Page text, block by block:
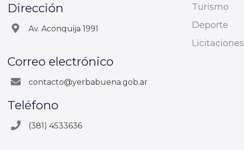
Dirección
Av. Aconquija 1991
Correo electrónico
contacto@yerbabuena.gob.ar
Teléfono
(381) 4533636
Turismo
Deporte
Licitaciones